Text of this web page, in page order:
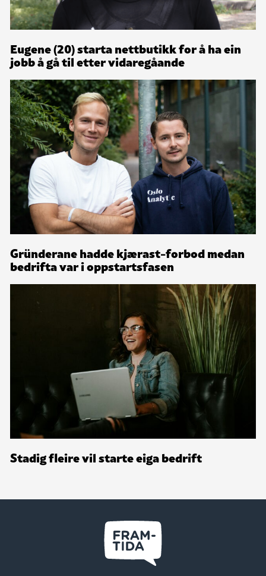
Eugene (20) starta nettbutikk for å ha ein
jobb å gå til etter vidaregåande
Gründerane hadde kjærast-forbod medan
bedrifta var i oppstartsfasen
Stadig fleire vil starte eiga bedrift